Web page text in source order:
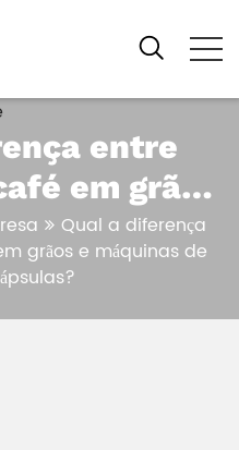
entre
em grãos
café em
Qual a diferença
grãos e máquinas de